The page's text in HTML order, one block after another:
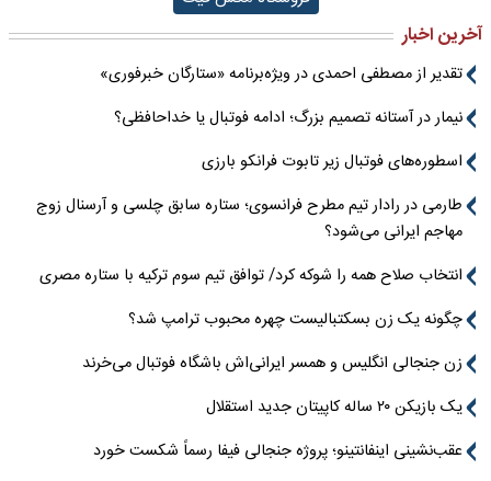
آخرین اخبار
تقدیر از مصطفی احمدی در ویژه‌برنامه «ستارگان خبرفوری»
نیمار در آستانه تصمیم بزرگ؛ ادامه فوتبال یا خداحافظی؟
اسطوره‌های فوتبال زیر تابوت فرانکو بارزی
طارمی در رادار تیم مطرح فرانسوی؛ ستاره سابق چلسی و آرسنال زوج
مهاجم ایرانی می‌شود؟
انتخاب صلاح همه را شوکه کرد/ توافق تیم سوم ترکیه با ستاره مصری
چگونه یک زن بسکتبالیست چهره محبوب ترامپ شد؟
زن جنجالی انگلیس و همسر ایرانی‌اش باشگاه فوتبال می‌خرند
یک بازیکن ۲۰ ساله کاپیتان جدید استقلال
عقب‌نشینی اینفانتینو؛ پروژه جنجالی فیفا رسماً شکست خورد